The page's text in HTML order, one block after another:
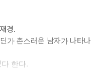
경.
가 촌스러운 남자가 나타나
한다.